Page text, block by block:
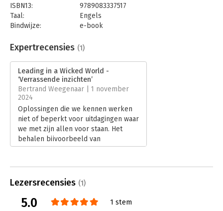
ISBN13:
9789083337517
Taal:
Engels
Bindwijze:
e-book
Bestandsformaat:
epub
Uitgever:
The Other Perspective
Druk:
1
Verschijningsdatum:
4-7-2025
Hoofdrubriek: Leiderschap
Expertrecensies (1)
Leading in a Wicked World -
‘Verrassende inzichten’
Bertrand Weegenaar | 1 november
2024
Oplossingen die we kennen werken
niet of beperkt voor uitdagingen waar
we met zijn allen voor staan. Het
behalen bijvoorbeeld van
klimaatdoelstellingen vraagt andere
leiderschap.
Lees verder
Lezersrecensies (1)
5.0 1 stem